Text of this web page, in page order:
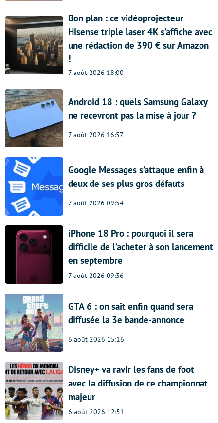
Bon plan : ce vidéoprojecteur
Hisense triple laser 4K s’affiche avec
une rédaction de 390 € sur Amazon
!
7 août 2026 18:00
Android 18 : quels Samsung Galaxy
ne recevront pas la mise à jour ?
7 août 2026 16:57
Google Messages s’attaque enfin à
deux de ses plus gros défauts
7 août 2026 09:54
iPhone 18 Pro : pourquoi il sera
difficile de l’acheter à son lancement
en septembre
7 août 2026 09:36
GTA 6 : on sait enfin quand sera
diffusée la 3e bande-annonce
6 août 2026 15:16
Disney+ va ravir les fans de foot
avec la diffusion de ce championnat
majeur
6 août 2026 12:51